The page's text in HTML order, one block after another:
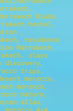
Riads,
hostel,
,
residence
Marrakech,
stays
discovery,
trips,
morocco,
morocco,
nature,
atlas,